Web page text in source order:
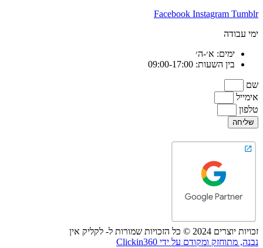
Facebook Instagram Tumblr
ימי עבודה
ימים: א׳-ה׳
בין השעות: 09:00-17:00
שם
אימייל
טלפון
שליחה
זכויות יוצרים 2024 © כל הזכויות שמורות ל- לקליק אין
נבנה, מתוחזק ומקודם על ידי Clickin360